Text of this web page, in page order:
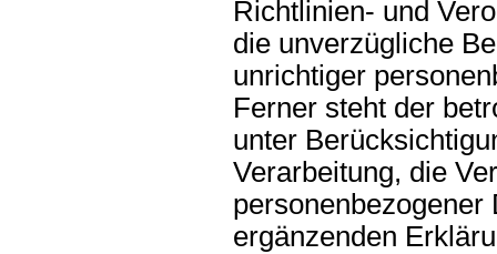
Richtlinien- und
die unverzügliche
unrichtiger
Ferner steht der
unter
Verarbeitung, die
ergänzenden